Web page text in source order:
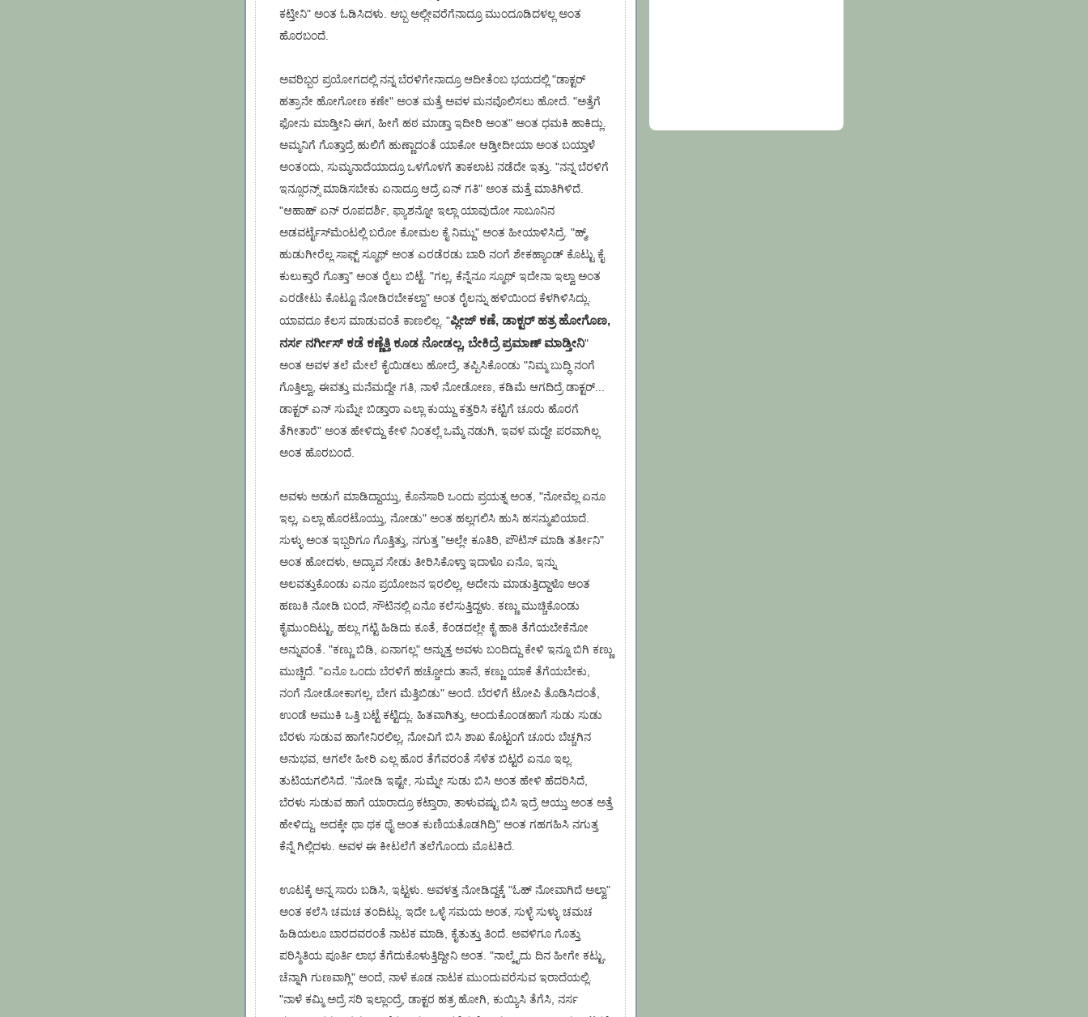
ಕಟ್ತೀನಿ" ಅಂತ ಓಡಿಸಿದಳು. ಅಬ್ಬ ಅಲ್ಲೀವರೆಗೆನಾದ್ರೂ ಮುಂದೂಡಿದಳಲ್ಲ ಅಂತ
ಹೊರಬಂದೆ.
ಅವರಿಬ್ಬರ ಪ್ರಯೋಗದಲ್ಲಿ ನನ್ನ ಬೆರಳಿಗೇನಾದ್ರೂ ಆದೀತೆಂಬ ಭಯದಲ್ಲಿ "ಡಾಕ್ಟರ್
ಹತ್ರಾನೇ ಹೋಗೋಣ ಕಣೇ" ಅಂತ ಮತ್ತೆ ಅವಳ ಮನವೊಲಿಸಲು ಹೋದೆ. "ಅತ್ತೆಗೆ
ಫೋನು ಮಾಡ್ತೀನಿ ಈಗ, ಹೀಗೆ ಹಠ ಮಾಡ್ತಾ ಇದೀರಿ ಅಂತ" ಅಂತ ಧಮಕಿ ಹಾಕಿದ್ಲು.
ಅಮ್ಮನಿಗೆ ಗೊತ್ತಾದ್ರೆ ಹುಲಿಗೆ ಹುಣ್ಣಾದಂತೆ ಯಾಕೋ ಆಡ್ತೀದೀಯಾ ಅಂತ ಬಯ್ತಾಳೆ
ಅಂತಂದು, ಸುಮ್ಮನಾದೆಯಾದ್ರೂ ಒಳಗೊಳಗೆ ತಾಕಲಾಟ ನಡೆದೇ ಇತ್ತು. "ನನ್ನ ಬೆರಳಿಗೆ
ಇನ್ಸೂರನ್ಸ್ ಮಾಡಿಸಬೇಕು ಏನಾದ್ರೂ ಆದ್ರೆ ಏನ್ ಗತಿ" ಅಂತ ಮತ್ತೆ ಮಾತಿಗಿಳಿದೆ.
"ಆಹಾಹ್ ಏನ್ ರೂಪದರ್ಶಿ, ಫ್ಯಾಶನ್ನೋ ಇಲ್ಲಾ ಯಾವುದೋ ಸಾಬೂನಿನ
ಅಡವರ್ಟೈಸ್‌ಮೆಂಟಲ್ಲಿ ಬರೋ ಕೋಮಲ ಕೈ ನಿಮ್ದು" ಅಂತ ಹೀಯಾಳಿಸಿದ್ರೆ. "ಹ್ಮ್,
ಹುಡುಗೀರೆಲ್ಲ ಸಾಫ್ಟ್ ಸ್ಮೂಥ್ ಅಂತ ಎರಡೆರಡು ಬಾರಿ ನಂಗೆ ಶೇಕಹ್ಯಾಂಡ್ ಕೊಟ್ಟು ಕೈ
ಕುಲುಕ್ತಾರೆ ಗೊತ್ತಾ" ಅಂತ ರೈಲು ಬಿಟ್ಟೆ. "ಗಲ್ಲ, ಕೆನ್ನೆನೂ ಸ್ಮೂಥ್ ಇದೇನಾ ಇಲ್ವಾ ಅಂತ
ಎರಡೇಟು ಕೊಟ್ಟೂ ನೋಡಿರಬೇಕಲ್ವಾ" ಅಂತ ರೈಲನ್ನು ಹಳಿಯಿಂದ ಕೆಳಗಿಳಿಸಿದ್ಲು.
ಯಾವದೂ ಕೆಲಸ ಮಾಡುವಂತೆ ಕಾಣಲಿಲ್ಲ. "ಪ್ಲೀಜ್ ಕಣೆ, ಡಾಕ್ಟರ್ ಹತ್ರ ಹೋಗೊಣ,
ನರ್ಸ ನರ್ಗೀಸ್ ಕಡೆ ಕಣ್ಣೆತ್ತಿ ಕೂಡ ನೋಡಲ್ಲ, ಬೇಕಿದ್ರೆ ಪ್ರಮಾಣ್ ಮಾಡ್ತೀನಿ"
ಅಂತ ಅವಳ ತಲೆ ಮೇಲೆ ಕೈಯಿಡಲು ಹೋದ್ರೆ, ತಪ್ಪಿಸಿಕೊಂಡು "ನಿಮ್ಮ ಬುದ್ಧಿ ನಂಗೆ
ಗೊತ್ತಿಲ್ವಾ, ಈವತ್ತು ಮನೆಮದ್ದೇ ಗತಿ, ನಾಳೆ ನೋಡೋಣ, ಕಡಿಮೆ ಆಗದಿದ್ರೆ ಡಾಕ್ಟರ್...
ಡಾಕ್ಟರ್ ಏನ್ ಸುಮ್ನೇ ಬಿಡ್ತಾರಾ ಎಲ್ಲಾ ಕುಯ್ದು ಕತ್ತರಿಸಿ ಕಟ್ಟಿಗೆ ಚೂರು ಹೊರಗೆ
ತೆಗೀತಾರೆ" ಅಂತ ಹೇಳಿದ್ದು ಕೇಳಿ ನಿಂತಲ್ಲೆ ಒಮ್ಮೆ ನಡುಗಿ, ಇವಳ ಮದ್ದೇ ಪರವಾಗಿಲ್ಲ
ಅಂತ ಹೊರಬಂದೆ.
ಅವಳು ಅಡುಗೆ ಮಾಡಿದ್ದಾಯ್ತು, ಕೊನೆಸಾರಿ ಒಂದು ಪ್ರಯತ್ನ ಅಂತ, "ನೋವೆಲ್ಲ ಏನೂ
ಇಲ್ಲ, ಎಲ್ಲಾ ಹೊರಟೊಯ್ತು, ನೋಡು" ಅಂತ ಹಲ್ಲಗಲಿಸಿ ಹುಸಿ ಹಸನ್ಮುಖಿಯಾದೆ.
ಸುಳ್ಳು ಅಂತ ಇಬ್ಬರಿಗೂ ಗೊತ್ತಿತ್ತು, ನಗುತ್ತ "ಅಲ್ಲೇ ಕೂತಿರಿ, ಪೌಟಿಸ್ ಮಾಡಿ ತರ್ತೀನಿ"
ಅಂತ ಹೋದಳು, ಅದ್ಯಾವ ಸೇಡು ತೀರಿಸಿಕೊಳ್ತಾ ಇದಾಳೊ ಏನೊ, ಇನ್ನು
ಅಲವತ್ತುಕೊಂಡು ಏನೂ ಪ್ರಯೋಜನ ಇರಲಿಲ್ಲ, ಅದೇನು ಮಾಡುತ್ತಿದ್ದಾಳೊ ಅಂತ
ಹಣುಕಿ ನೋಡಿ ಬಂದೆ, ಸೌಟಿನಲ್ಲಿ ಏನೊ ಕಲೆಸುತ್ತಿದ್ದಳು. ಕಣ್ಣು ಮುಚ್ಚಿಕೊಂಡು
ಕೈಮುಂದಿಟ್ಟು, ಹಲ್ಲು ಗಟ್ಟಿ ಹಿಡಿದು ಕೂತೆ, ಕೆಂಡದಲ್ಲೇ ಕೈ ಹಾಕಿ ತೆಗೆಯಬೇಕೆನೋ
ಅನ್ನುವಂತೆ. "ಕಣ್ಣು ಬಿಡಿ, ಏನಾಗಲ್ಲ" ಅನ್ನುತ್ತ ಅವಳು ಬಂದಿದ್ದು ಕೇಳಿ ಇನ್ನೂ ಬಿಗಿ ಕಣ್ಣು
ಮುಚ್ಚಿದೆ. "ಏನೊ ಒಂದು ಬೆರಳಿಗೆ ಹಚ್ಚೋದು ತಾನೆ, ಕಣ್ಣು ಯಾಕೆ ತೆಗೆಯಬೇಕು,
ನಂಗೆ ನೋಡೋಕಾಗಲ್ಲ, ಬೇಗ ಮೆತ್ತಿಬಿಡು" ಅಂದೆ. ಬೆರಳಿಗೆ ಟೋಪಿ ತೊಡಿಸಿದಂತೆ,
ಉಂಡೆ ಅಮುಕಿ ಒತ್ತಿ ಬಟ್ಟೆ ಕಟ್ಟಿದ್ಲು. ಹಿತವಾಗಿತ್ತು, ಅಂದುಕೊಂಡಹಾಗೆ ಸುಡು ಸುಡು
ಬೆರಳು ಸುಡುವ ಹಾಗೇನಿರಲಿಲ್ಲ, ನೋವಿಗೆ ಬಿಸಿ ಶಾಖ ಕೊಟ್ಟಂಗೆ ಚೂರು ಬೆಚ್ಚಗಿನ
ಅನುಭವ, ಆಗಲೇ ಹೀರಿ ಎಲ್ಲ ಹೊರ ತೆಗೆವರಂತೆ ಸೆಳೆತ ಬಿಟ್ಟರೆ ಏನೂ ಇಲ್ಲ.
ತುಟಿಯಗಲಿಸಿದೆ. "ನೋಡಿ ಇಷ್ಟೇ, ಸುಮ್ನೇ ಸುಡು ಬಿಸಿ ಅಂತ ಹೇಳಿ ಹೆದರಿಸಿದೆ,
ಬೆರಳು ಸುಡುವ ಹಾಗೆ ಯಾರಾದ್ರೂ ಕಟ್ತಾರಾ, ತಾಳುವಷ್ಟು ಬಿಸಿ ಇದ್ರೆ ಆಯ್ತು ಅಂತ ಅತ್ತೆ
ಹೇಳಿದ್ದು. ಅದಕ್ಕೇ ಥಾ ಥಕ ಥೈ ಅಂತ ಕುಣಿಯತೊಡಗಿದ್ರಿ" ಅಂತ ಗಹಗಹಿಸಿ ನಗುತ್ತ
ಕೆನ್ನೆ ಗಿಲ್ಲಿದಳು. ಅವಳ ಈ ಕೀಟಲೆಗೆ ತಲೆಗೊಂದು ಮೊಟಕಿದೆ.
ಊಟಕ್ಕೆ ಅನ್ನ ಸಾರು ಬಡಿಸಿ, ಇಟ್ಟಳು. ಅವಳತ್ತ ನೋಡಿದ್ದಕ್ಕೆ "ಓಹ್ ನೋವಾಗಿದೆ ಅಲ್ವಾ"
ಅಂತ ಕಲೆಸಿ ಚಮಚ ತಂದಿಟ್ಲು. ಇದೇ ಒಳ್ಳೆ ಸಮಯ ಅಂತ, ಸುಳ್ಳೆ ಸುಳ್ಳು ಚಮಚ
ಹಿಡಿಯಲೂ ಬಾರದವರಂತೆ ನಾಟಕ ಮಾಡಿ, ಕೈತುತ್ತು ತಿಂದೆ. ಅವಳಿಗೂ ಗೊತ್ತು
ಪರಿಸ್ಠಿತಿಯ ಪೂರ್ತಿ ಲಾಭ ತೆಗೆದುಕೊಳುತ್ತಿದ್ದೀನಿ ಅಂತ. "ನಾಲ್ಕೈದು ದಿನ ಹೀಗೇ ಕಟ್ಟು,
ಚೆನ್ನಾಗಿ ಗುಣವಾಗ್ಲಿ" ಅಂದೆ, ನಾಳೆ ಕೂಡ ನಾಟಕ ಮುಂದುವರೆಸುವ ಇರಾದೆಯಲ್ಲಿ.
"ನಾಳೆ ಕಮ್ಮಿ ಅದ್ರೆ ಸರಿ ಇಲ್ಲಾಂದ್ರೆ, ಡಾಕ್ಟರ ಹತ್ರ ಹೋಗಿ, ಕುಯ್ಯಿಸಿ ತೆಗೆಸಿ, ನರ್ಸ